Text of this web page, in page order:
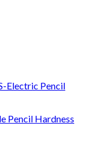
Electric Pencil